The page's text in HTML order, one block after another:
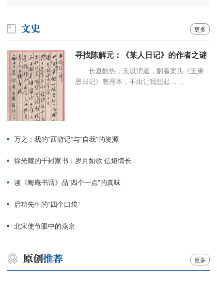
更多
寻找陈解元：《某人日记》的作者之谜
长夏酷热，无以消遣，翻看案头《王秉
恩日记》整理本，不由让我想起……
万之：我的“西游记”与“自我”的资源
徐光耀的千封家书：岁月如歌 信短情长
读《晦庵书话》品“四个一点”的真味
启功先生的“四个口袋”
北宋使节眼中的燕京
更多